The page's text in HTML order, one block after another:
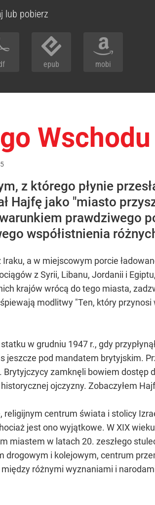
lub pobierz
epub mobi
Wschodu
z którego płynie
Hajfę jako "miasto
prawdziwego
współistnienia
a w miejscowym porcie
z Syrii, Libanu, Jordanii i
krajów wrócą do tego miasta,
modlitwy "Ten, który
w grudniu 1947 r., gdy
jeszcze pod mandatem brytyjskim.
zamknęli bowiem dostęp
ojczyzny. Zobaczyłem
centrum świata i stolicy
jest ono wyjątkowe. W XIX
miastem w latach 20. zeszłego
drogowym i kolejowym, centrum
różnymi wyznaniami i